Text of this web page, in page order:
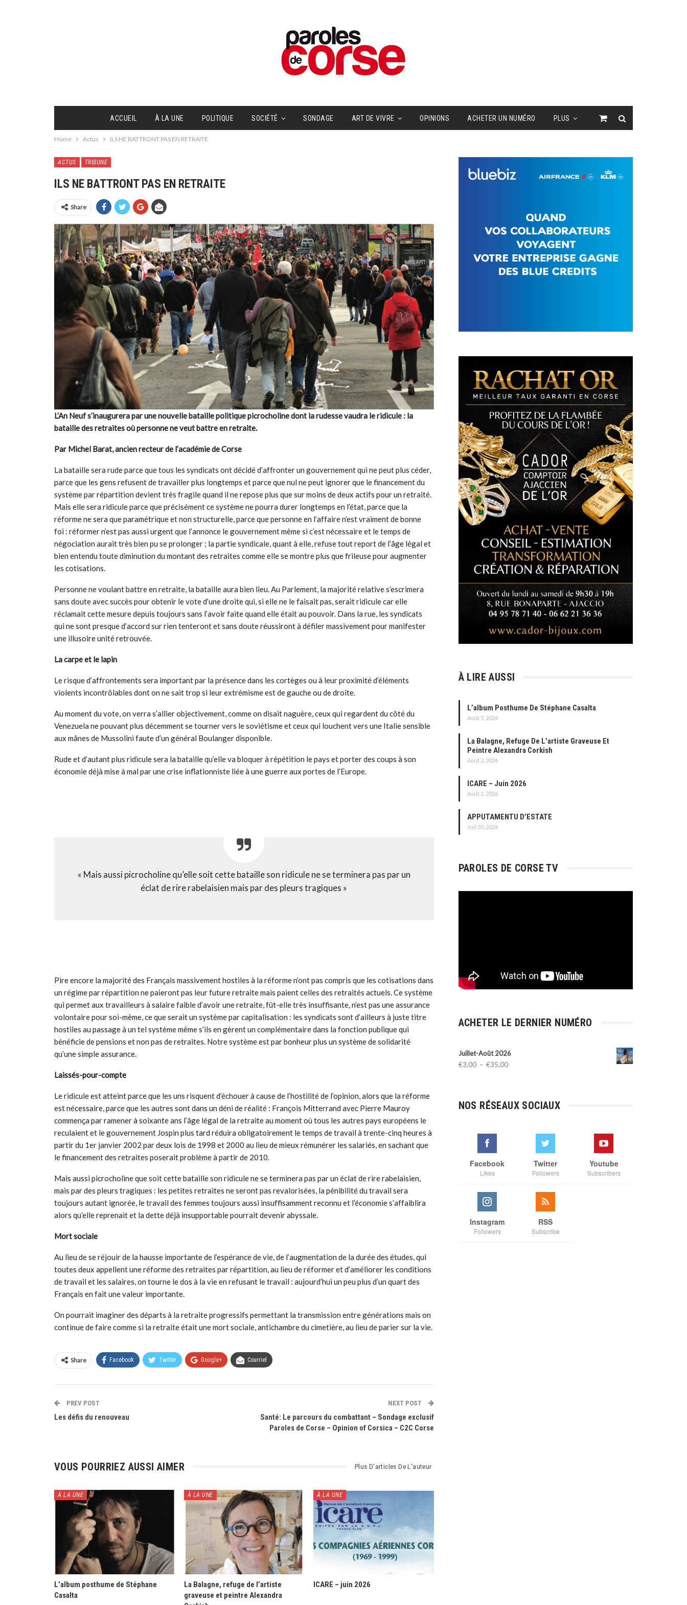
ACCUEIL À LA UNE POLITIQUE SOCIÉTÉ SONDAGE ART DE VIVRE OPINIONS ACHETER UN NUMÉRO PLUS
Home Actus ILS NE BATTRONT PAS EN RETRAITE
ACTUS TRIBUNE
ILS NE BATTRONT PAS EN RETRAITE
Share
L’An Neuf s’inaugurera par une nouvelle bataille politique picrocholine dont la rudesse vaudra le ridicule : la
bataille des retraites où personne ne veut battre en retraite.
Par Michel Barat, ancien recteur de l’académie de Corse
La bataille sera rude parce que tous les syndicats ont décidé d’affronter un gouvernement qui ne peut plus céder,
parce que les gens refusent de travailler plus longtemps et parce que nul ne peut ignorer que le financement du
système par répartition devient très fragile quand il ne repose plus que sur moins de deux actifs pour un retraité.
Mais elle sera ridicule parce que précisément ce système ne pourra durer longtemps en l’état, parce que la
réforme ne sera que paramétrique et non structurelle, parce que personne en l’affaire n’est vraiment de bonne
foi : réformer n’est pas aussi urgent que l’annonce le gouvernement même si c’est nécessaire et le temps de
négociation aurait très bien pu se prolonger ; la partie syndicale, quant à elle, refuse tout report de l’âge légal et
bien entendu toute diminution du montant des retraites comme elle se montre plus que frileuse pour augmenter
les cotisations.
Personne ne voulant battre en retraite, la bataille aura bien lieu. Au Parlement, la majorité relative s’escrimera
sans doute avec succès pour obtenir le vote d’une droite qui, si elle ne le faisait pas, serait ridicule car elle
réclamait cette mesure depuis toujours sans l’avoir faite quand elle était au pouvoir. Dans la rue, les syndicats
qui ne sont presque d’accord sur rien tenteront et sans doute réussiront à défiler massivement pour manifester
une illusoire unité retrouvée.
La carpe et le lapin
Le risque d’affrontements sera important par la présence dans les cortèges ou à leur proximité d’éléments
violents incontrôlables dont on ne sait trop si leur extrémisme est de gauche ou de droite.
Au moment du vote, on verra s’allier objectivement, comme on disait naguère, ceux qui regardent du côté du
Venezuela ne pouvant plus décemment se tourner vers le soviétisme et ceux qui louchent vers une Italie sensible
aux mânes de Mussolini faute d’un général Boulanger disponible.
Rude et d’autant plus ridicule sera la bataille qu’elle va bloquer à répétition le pays et porter des coups à son
économie déjà mise à mal par une crise inflationniste liée à une guerre aux portes de l’Europe.
« Mais aussi picrocholine qu’elle soit cette bataille son ridicule ne se terminera pas par un
éclat de rire rabelaisien mais par des pleurs tragiques »
Pire encore la majorité des Français massivement hostiles à la réforme n’ont pas compris que les cotisations dans
un régime par répartition ne paieront pas leur future retraite mais paient celles des retraités actuels. Ce système
qui permet aux travailleurs à salaire faible d’avoir une retraite, fût-elle très insuffisante, n’est pas une assurance
volontaire pour soi-même, ce que serait un système par capitalisation : les syndicats sont d’ailleurs à juste titre
hostiles au passage à un tel système même s’ils en gèrent un complémentaire dans la fonction publique qui
bénéficie de pensions et non pas de retraites. Notre système est par bonheur plus un système de solidarité
qu’une simple assurance.
Laissés-pour-compte
Le ridicule est atteint parce que les uns risquent d’échouer à cause de l’hostilité de l’opinion, alors que la réforme
est nécessaire, parce que les autres sont dans un déni de réalité : François Mitterrand avec Pierre Mauroy
commença par ramener à soixante ans l’âge légal de la retraite au moment où tous les autres pays européens le
reculaient et le gouvernement Jospin plus tard réduira obligatoirement le temps de travail à trente-cinq heures à
partir du 1er janvier 2002 par deux lois de 1998 et 2000 au lieu de mieux rémunérer les salariés, en sachant que
le financement des retraites poserait problème à partir de 2010.
Mais aussi picrocholine que soit cette bataille son ridicule ne se terminera pas par un éclat de rire rabelaisien,
mais par des pleurs tragiques : les petites retraites ne seront pas revalorisées, la pénibilité du travail sera
toujours autant ignorée, le travail des femmes toujours aussi insuffisamment reconnu et l’économie s’affaiblira
alors qu’elle reprenait et la dette déjà insupportable pourrait devenir abyssale.
Mort sociale
Au lieu de se réjouir de la hausse importante de l’espérance de vie, de l’augmentation de la durée des études, qui
toutes deux appellent une réforme des retraites par répartition, au lieu de réformer et d’améliorer les conditions
de travail et les salaires, on tourne le dos à la vie en refusant le travail : aujourd’hui un peu plus d’un quart des
Français en fait une valeur importante.
On pourrait imaginer des départs à la retraite progressifs permettant la transmission entre générations mais on
continue de faire comme si la retraite était une mort sociale, antichambre du cimetière, au lieu de parier sur la vie.
Share Facebook Twitter Google+ Courriel
PREV POST
Les défis du renouveau
NEXT POST
Santé: Le parcours du combattant – Sondage exclusif
Paroles de Corse – Opinion of Corsica – C2C Corse
VOUS POURRIEZ AUSSI AIMER Plus D'articles De L'auteur
À LA UNE
L’album posthume de Stéphane
Casalta
À LA UNE
La Balagne, refuge de l’artiste
graveuse et peintre Alexandra
À LA UNE
ICARE – juin 2026
À LIRE AUSSI
L’album Posthume De Stéphane Casalta
Août 5, 2026
La Balagne, Refuge De L’artiste Graveuse Et
Peintre Alexandra Corkish
Août 3, 2026
ICARE – Juin 2026
Août 1, 2026
APPUTAMENTU D’ESTATE
Juil 30, 2026
PAROLES DE CORSE TV
ACHETER LE DERNIER NUMÉRO
Juillet-Août 2026
€3,00 – €35,00Plage
à
NOS RÉSEAUX SOCIAUX
Facebook
Likes
Twitter
Followers
Youtube
Subscribers
Instagram
Followers
RSS
Subscribe